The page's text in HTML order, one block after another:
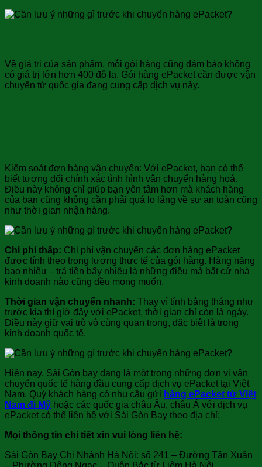
Về giá trị của sản phẩm, mỗi gói hàng cũng đảm bảo không
có giá trị lớn hơn 400 đô la. Gói hàng ePacket cần được vận
chuyển từ quốc gia đang cung cấp dịch vụ này.
Kiểm soát đơn hàng vận chuyển: Với ePacket, bạn có thể
biết tương đối chính xác tình hình vận chuyển hàng hoá.
Điều này không chỉ giúp bạn yên tâm hơn mà khách hàng
của bạn cũng không cần phải quá lo lắng về sự an toàn cũng
như thời gian nhận hàng.
Chi phí thấp: Chi phí vận chuyển các đơn hàng ePacket
được tính theo trọng lượng thực tế của gói hàng. Hàng nặng
bao nhiêu – trả tiền bấy nhiêu là những điều mà bất cứ nhà
kinh doanh nào cũng đều mong muốn.
Thời gian vận chuyển nhanh: Thay vì tính bằng tháng như
trước kia thì giờ đây với ePacket, thời gian chỉ còn là ngày.
Điều này giữ vai trò vô cùng quan trọng, đặc biệt là trong
kinh doanh quốc tế.
Hiện nay, Sài Gòn bay đang là một trong những đơn vị vận
chuyển quốc tế hàng đầu cung cấp dịch vụ ePacket tại Việt
Nam. Quý khách hàng có nhu cầu gửi hàng ePacket từ Việt
Nam đi Mỹ hoặc các quốc gia châu Âu, châu Á với dịch vụ
ePacket có thể liên hệ với Sài Gòn Bay theo địa chỉ:
Mọi thông tin chi tiết xin vui lòng liên hệ:
Sài Gòn Bay Chi Nhánh Hà Nội: số 241 – Đường Tân Xuân